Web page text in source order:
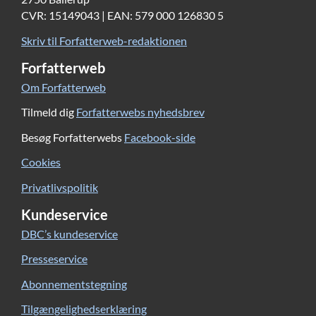
CVR: 15149043 | EAN: 579 000 126830 5
Skriv til Forfatterweb-redaktionen
Forfatterweb
Om Forfatterweb
Tilmeld dig Forfatterwebs nyhedsbrev
Besøg Forfatterwebs Facebook-side
Cookies
Privatlivspolitik
Kundeservice
DBC’s kundeservice
Presseservice
Abonnementstegning
Tilgængelighedserklæring